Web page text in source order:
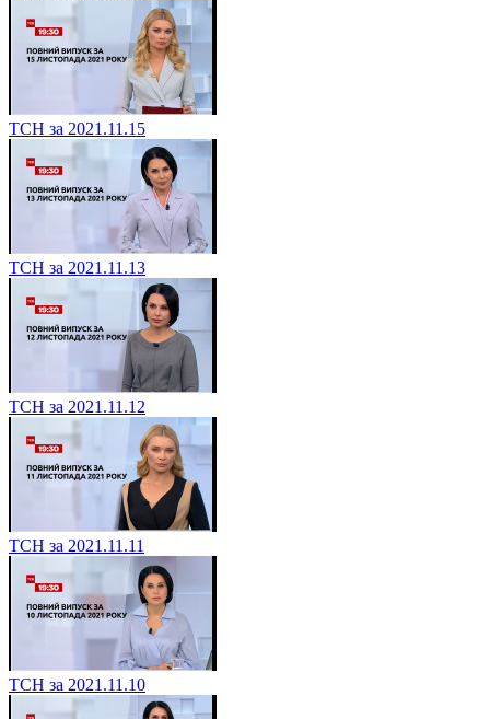
ТСН за 2021.11.15
ТСН за 2021.11.13
ТСН за 2021.11.12
ТСН за 2021.11.11
ТСН за 2021.11.10